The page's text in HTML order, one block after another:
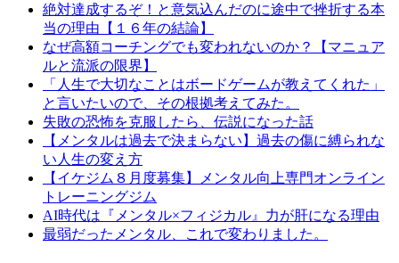
絶対達成するぞ！と意気込んだのに途中で挫折する本
当の理由【１６年の結論】
なぜ高額コーチングでも変われないのか？【マニュア
ルと流派の限界】
「人生で大切なことはボードゲームが教えてくれた」
と言いたいので、その根拠考えてみた。
失敗の恐怖を克服したら、伝説になった話
【メンタルは過去で決まらない】過去の傷に縛られな
い人生の変え方
【イケジム８月度募集】メンタル向上専門オンライン
トレーニングジム
AI時代は『メンタル×フィジカル』力が肝になる理由
最弱だったメンタル、これで変わりました。